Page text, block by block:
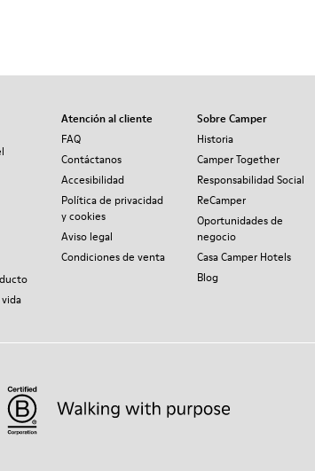
Atención al cliente
FAQ
Contáctanos
Accesibilidad
Política de privacidad
y cookies
Aviso legal
Condiciones de venta
Sobre Camper
Historia
Camper Together
Responsabilidad Social
ReCamper
Oportunidades de
negocio
Casa Camper Hotels
Blog